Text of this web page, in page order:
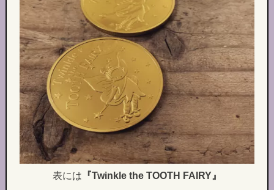
表には 『Twinkle the TOOTH FAIRY』